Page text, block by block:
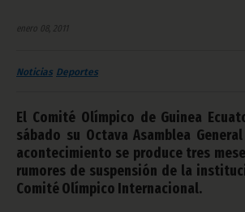
enero 08, 2011
Noticias Deportes
El Comité Olímpico de Guinea
sábado su Octava Asamblea
acontecimiento se produce tres
rumores de suspensión de la
Comité Olímpico Internacional.